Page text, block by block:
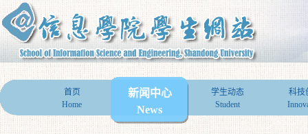
首页
Home
新闻中心
News
学生动态
Student
科技